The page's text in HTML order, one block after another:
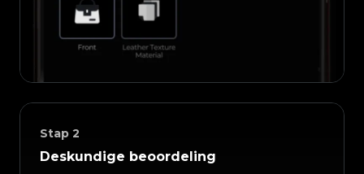
Stap 2
Deskundige beoordeling